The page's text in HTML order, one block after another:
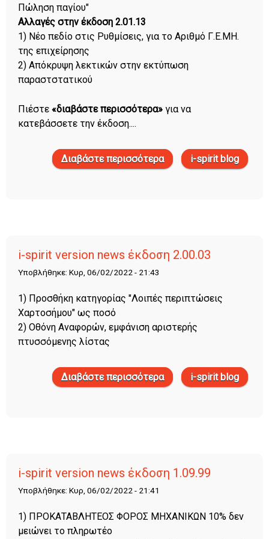
Πώληση παγίου"
Αλλαγές στην έκδοση 2.01.13
1) Νέο πεδίο στις Ρυθμίσεις, για το Αριθμό Γ.Ε.ΜΗ.
της επιχείρησης
2) Απόκρυψη λεκτικών στην εκτύπωση
παραστστατικού
Πιέστε «διαβάστε περισσότερα» για να
κατεβάσσετε την έκδοση....
Διαβάστε περισσότερα
για i-spirit version news
έκδοση 2.01.13
i-spirit blog
i-spirit version news έκδοση 2.00.03
Υποβλήθηκε: Κυρ, 06/02/2022 - 21:43
1) Προσθήκη κατηγορίας "Λοιπές περιπτώσεις
Χαρτοσήμου" ως ποσό
2) Οθόνη Αναφορών, εμφάνιση αριστερής
πτυσσόμενης λίστας
Διαβάστε περισσότερα
για i-spirit version news
έκδοση 2.00.03
i-spirit blog
i-spirit version news έκδοση 1.09.99
Υποβλήθηκε: Κυρ, 06/02/2022 - 21:41
1) ΠΡΟΚΑΤΑΒΛΗΤΕΟΣ ΦΟΡΟΣ ΜΗΧΑΝΙΚΩΝ 10% δεν
μειώνει το πληρωτέο